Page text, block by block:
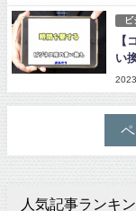
【
い
人気記事ランキ